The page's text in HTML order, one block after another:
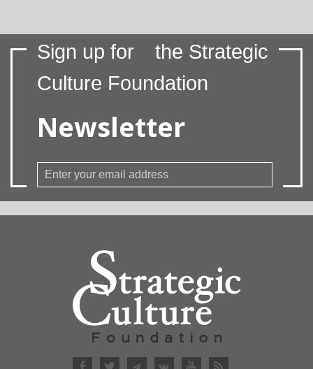
Sign up for
the Strategic
Culture Foundation
Newsletter